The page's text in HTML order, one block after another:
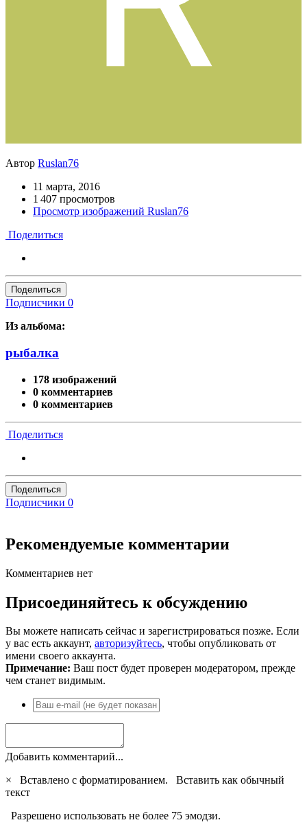
Автор Ruslan76
11 марта, 2016
1 407 просмотров
Просмотр изображений Ruslan76
Поделиться
Поделиться
Подписчики 0
Из альбома:
рыбалка
178 изображений
0 комментариев
0 комментариев
Поделиться
Поделиться
Подписчики 0
Рекомендуемые комментарии
Комментариев нет
Присоединяйтесь к обсуждению
Вы можете написать сейчас и зарегистрироваться позже. Если
у вас есть аккаунт, авторизуйтесь, чтобы опубликовать от
имени своего аккаунта.
Примечание: Ваш пост будет проверен модератором, прежде
чем станет видимым.
Добавить комментарий...
×
Вставлено с форматированием. Вставить как обычный
текст
Разрешено использовать не более 75 эмодзи.